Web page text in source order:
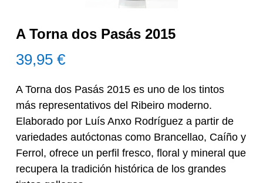
A Torna dos Pasás 2015
39,95€
A Torna dos Pasás 2015 es uno de los tintos
más representativos del Ribeiro moderno.
Elaborado por Luís Anxo Rodríguez a partir de
variedades autóctonas como Brancellao, Caíño y
Ferrol, ofrece un perfil fresco, floral y mineral que
recupera la tradición histórica de los grandes